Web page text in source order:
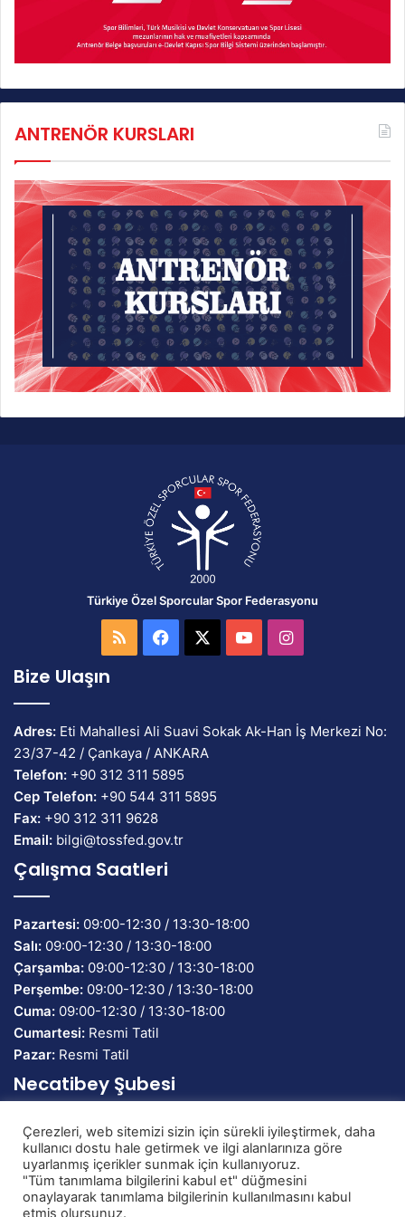
ANTRENÖR KURSLARI
Türkiye Özel Sporcular Spor Federasyonu
RSS Facebook YouTubeInstagram
Bize Ulaşın
Adres: Eti Mahallesi Ali Suavi Sokak Ak-Han İş Merkezi No:
23/37-42 / Çankaya / ANKARA
Telefon: +90 312 311 5895
Cep Telefon: +90 544 311 5895
Fax: +90 312 311 9628
Email: bilgi@tossfed.gov.tr
Çalışma Saatleri
Pazartesi: 09:00-12:30 / 13:30-18:00
Salı: 09:00-12:30 / 13:30-18:00
Çarşamba: 09:00-12:30 / 13:30-18:00
Perşembe: 09:00-12:30 / 13:30-18:00
Cuma: 09:00-12:30 / 13:30-18:00
Cumartesi: Resmi Tatil
Pazar: Resmi Tatil
Necatibey Şubesi
Banka Adı:TEB Bankası
IBAN:TR58 0003 2000 0000 0086 7134 82
Çerezleri, web sitemizi sizin için sürekli iyileştirmek, daha
kullanıcı dostu hale getirmek ve ilgi alanlarınıza göre
uyarlanmış içerikler sunmak için kullanıyoruz.
"Tüm tanımlama bilgilerini kabul et" düğmesini
onaylayarak tanımlama bilgilerinin kullanılmasını kabul
etmiş olursunuz.